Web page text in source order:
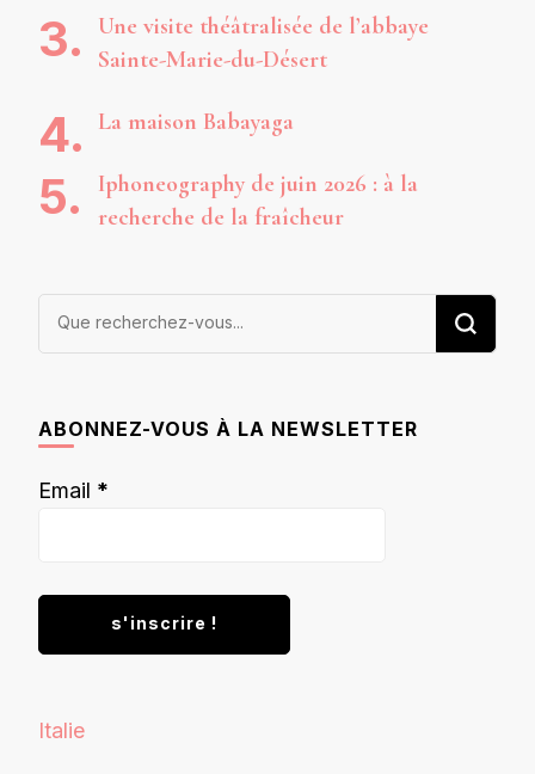
Une visite théâtralisée de l’abbaye
Sainte-Marie-du-Désert
La maison Babayaga
Iphoneography de juin 2026 : à la
recherche de la fraîcheur
Vous
ABONNEZ-VOUS À LA NEWSLETTER
Email *
Italie